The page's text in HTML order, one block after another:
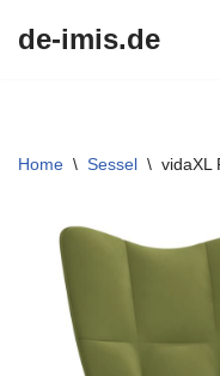
de-imis.de
Home \ Sessel \ vidaXL